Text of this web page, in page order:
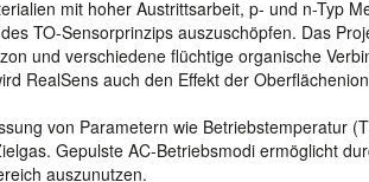
mit hoher Austrittsarbeit, p- und n-Typ
TO-Sensorprinzips auszuschöpfen. Das
und verschiedene flüchtige organische
RealSens auch den Effekt der
von Parametern wie Betriebstemperatur
Gepulste AC-Betriebsmodi ermöglicht
auszunutzen.